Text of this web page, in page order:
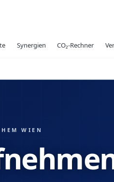
Synergien CO₂-Rechner
WIEN